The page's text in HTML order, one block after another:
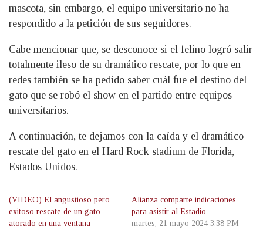
mascota, sin embargo, el equipo universitario no ha
respondido a la petición de sus seguidores.
Cabe mencionar que, se desconoce si el felino logró salir
totalmente ileso de su dramático rescate, por lo que en
redes también se ha pedido saber cuál fue el destino del
gato que se robó el show en el partido entre equipos
universitarios.
A continuación, te dejamos con la caída y el dramático
rescate del gato en el Hard Rock stadium de Florida,
Estados Unidos.
(VIDEO) El angustioso pero
exitoso rescate de un gato
atorado en una ventana
Alianza comparte indicaciones
para asistir al Estadio
martes, 21 mayo 2024 3:38 PM